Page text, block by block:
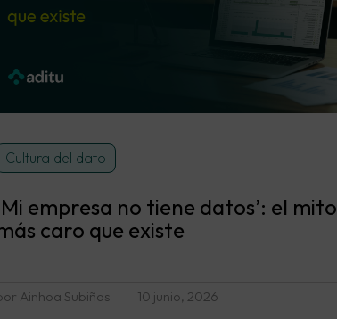
Cultura del dato
empresa no tiene datos’: el mito
caro que existe
Ainhoa Subiñas 10 junio, 2026